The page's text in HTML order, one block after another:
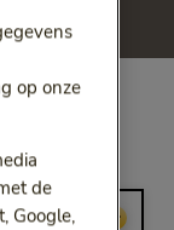
link.
op onze
de
Google,